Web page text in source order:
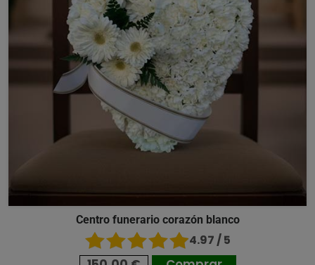
Centro funerario corazón blanco
4.97 / 5